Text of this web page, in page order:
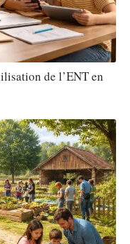
de l’ENT en